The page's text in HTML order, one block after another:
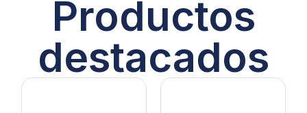
Productos
destacados